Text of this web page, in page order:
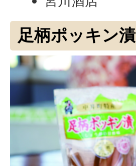
足柄ポッキン漬